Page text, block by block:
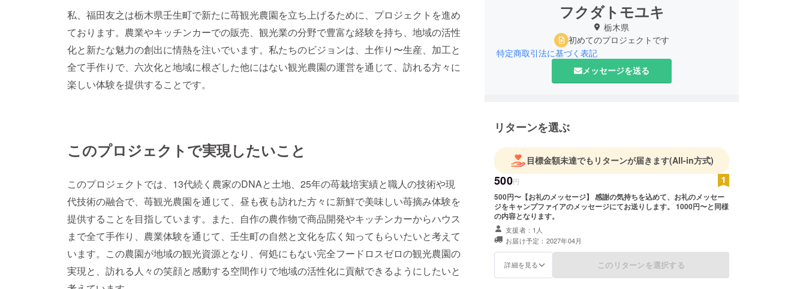
私、福田友之は栃木県壬生町で新たに苺観光農園を立ち上げるために、プロジェクトを進め
ております。農業やキッチンカーでの販売、観光業の分野で豊富な経験を持ち、地域の活性
化と新たな魅力の創出に情熱を注いでいます。私たちのビジョンは、土作り〜生産、加工と
全て手作りで、六次化と地域に根ざした他にはない観光農園の運営を通じて、訪れる方々に
楽しい体験を提供することです。
このプロジェクトで実現したいこと
このプロジェクトでは、13代続く農家のDNAと土地、25年の苺栽培実績と職人の技術や現
代技術の融合で、苺観光農園を通じて、昼も夜も訪れた方々に新鮮で美味しい苺摘み体験を
提供することを目指しています。また、自作の農作物で商品開発やキッチンカーからハウス
まで全て手作り、農業体験を通じて、壬生町の自然と文化を広く知ってもらいたいと考えて
います。この農園が地域の観光資源となり、何処にもない完全フードロスゼロの観光農園の
実現と、訪れる人々の笑顔と感動する空間作りで地域の活性化に貢献できるようにしたいと
フクダトモユキ
栃木県
初めてのプロジェクトです
特定商取引法に基づく表記
メッセージを送る
リターンを選ぶ
目標金額未達でもリターンが届きます(All-in方式)
500円
500円〜【お礼のメッセージ】 感謝の気持ちを込めて、お礼のメッセー
ジをキャンプファイアのメッセージにてお送りします。 1000円〜と同様
の内容となります。
支援者：1人
お届け予定：2027年04月
詳細を見る このリターンを選択する